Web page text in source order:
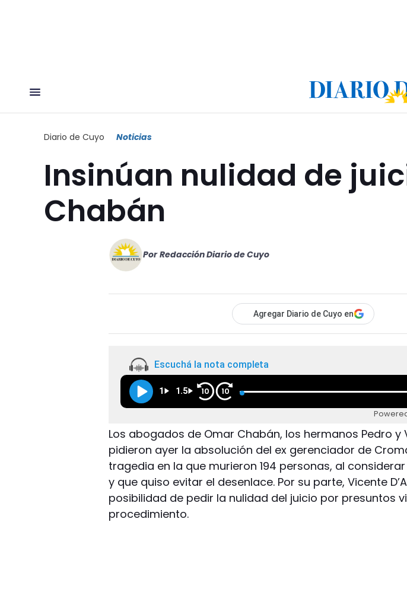
Diario de Cuyo Noticias
Insinúan nulidad de
Chabán
Por Redacción Diario de Cuyo
Agregar Diario de Cuyo en
Escuchá la nota completa
1 1.5 10 10
Los abogados de Omar Chabán, los hermanos Pedro y
pidieron ayer la absolución del ex gerenciador de
tragedia en la que murieron 194 personas, al
y que quiso evitar el desenlace. Por su parte, Vicente
posibilidad de pedir la nulidad del juicio por presuntos
procedimiento.